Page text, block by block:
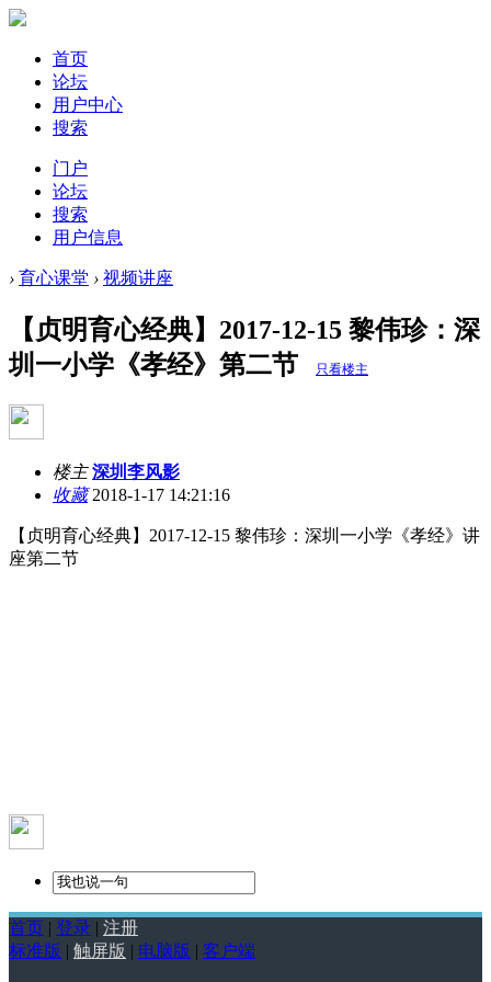
首页
论坛
用户中心
搜索
门户
论坛
搜索
用户信息
› 育心课堂 › 视频讲座
【贞明育心经典】2017-12-15 黎伟珍：深
圳一小学《孝经》第二节
只看楼主
楼主 深圳李风影
收藏2018-1-17 14:21:16
【贞明育心经典】2017-12-15 黎伟珍：深圳一小学《孝经》讲
座第二节
首页 | 登录 | 注册
标准版 | 触屏版 | 电脑版 | 客户端